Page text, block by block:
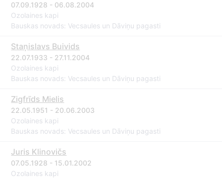
07.09.1928 - 06.08.2004
Ozolaines kapi
Bauskas novads: Vecsaules un Dāviņu pagasti
Staņislavs Buivids
22.07.1933 - 27.11.2004
Ozolaines kapi
Bauskas novads: Vecsaules un Dāviņu pagasti
Zigfrīds Mielis
22.05.1951 - 20.06.2003
Ozolaines kapi
Bauskas novads: Vecsaules un Dāviņu pagasti
Juris Klinovičs
07.05.1928 - 15.01.2002
Ozolaines kapi